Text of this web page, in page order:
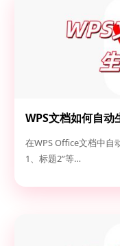
WPS文档如何自动
在WPS Office文档中自
1、标题2”等…